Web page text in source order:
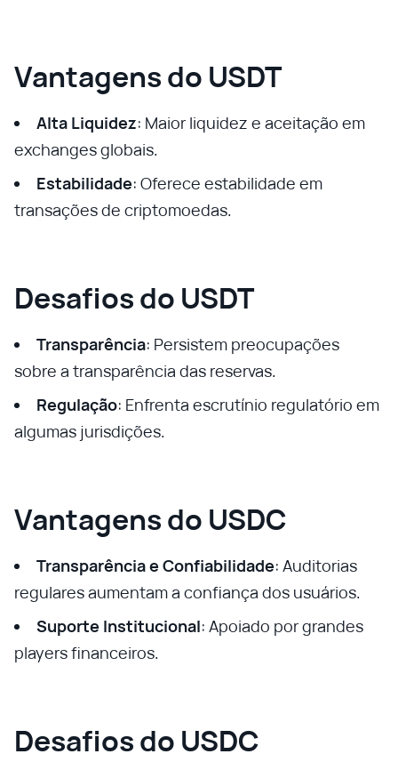
Vantagens do USDT
Alta Liquidez: Maior liquidez e aceitação em
exchanges globais.
Estabilidade: Oferece estabilidade em
transações de criptomoedas.
Desafios do USDT
Transparência: Persistem preocupações
sobre a transparência das reservas.
Regulação: Enfrenta escrutínio regulatório em
algumas jurisdições.
Vantagens do USDC
Transparência e Confiabilidade: Auditorias
regulares aumentam a confiança dos usuários.
Suporte Institucional: Apoiado por grandes
players financeiros.
Desafios do USDC